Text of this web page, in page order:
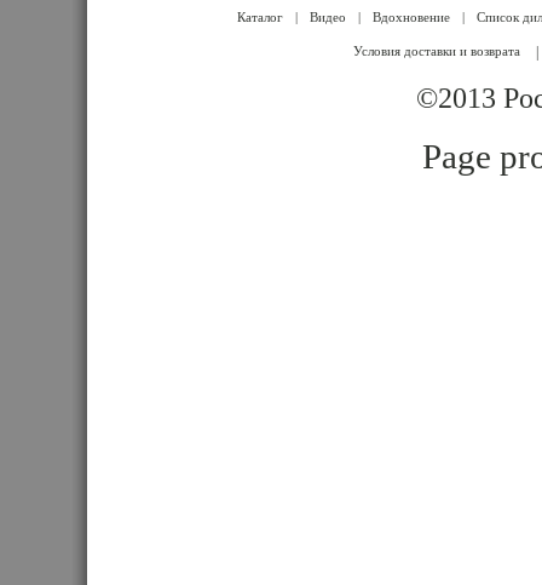
Каталог | Видео | Вдохновение | Список
Условия доставки и возврата
©2013
Page